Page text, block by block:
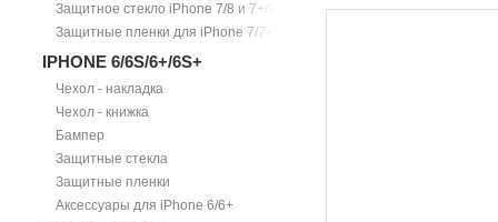
Защитное стекло iPhone 7/8 и 7+/8+
Защитные пленки для iPhone 7/7+
IPHONE 6/6S/6+/6S+
Чехол - накладка
Чехол - книжка
Бампер
Защитные стекла
Защитные пленки
Аксессуары для iPhone 6/6+